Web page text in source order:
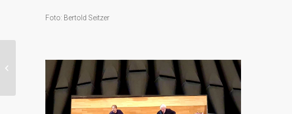
Foto: Bertold Seitzer
Impressionen –
Kammerorchester
Leverkusen (17 h + 19